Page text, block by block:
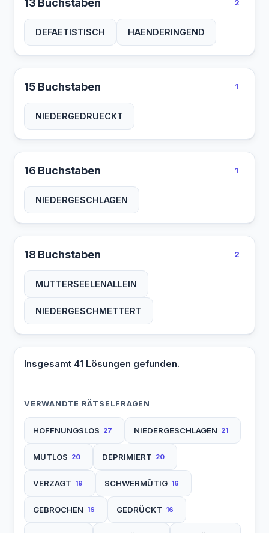
2
DEFAETISTISCH HAENDERINGEND
15 Buchstaben 1
NIEDERGEDRUECKT
16 Buchstaben 1
NIEDERGESCHLAGEN
18 Buchstaben 2
MUTTERSEELENALLEIN
NIEDERGESCHMETTERT
Insgesamt 41 Lösungen gefunden.
VERWANDTE RÄTSELFRAGEN
HOFFNUNGSLOS 27 NIEDERGESCHLAGEN 21
MUTLOS 20 DEPRIMIERT 20
VERZAGT 19 SCHWERMÜTIG 16
GEBROCHEN 16 GEDRÜCKT 16